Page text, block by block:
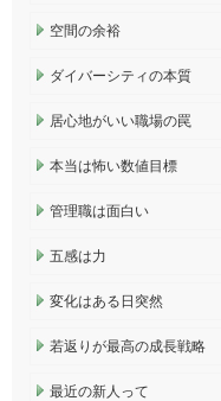
空間の余裕
ダイバーシティの本質
居心地がいい職場の罠
本当は怖い数値目標
管理職は面白い
五感は力
変化はある日突然
若返りが最高の成長戦略
最近の新人って